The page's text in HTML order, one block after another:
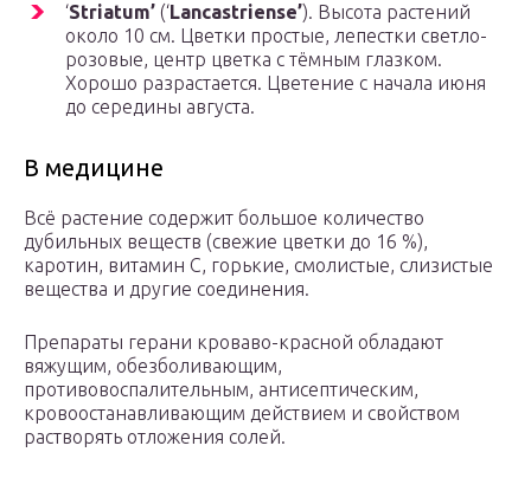
‘Striatum’ (‘Lancastriense’). Высота растений
около 10 см. Цветки простые, лепестки светло-
розовые, центр цветка с тёмным глазком.
Хорошо разрастается. Цветение с начала июня
до середины августа.
В медицине
Всё растение содержит большое количество
дубильных веществ (свежие цветки до 16 %),
каротин, витамин С, горькие, смолистые, слизистые
вещества и другие соединения.
Препараты герани кроваво-красной обладают
вяжущим, обезболивающим,
противовоспалительным, антисептическим,
кровоостанавливающим действием и свойством
растворять отложения солей.